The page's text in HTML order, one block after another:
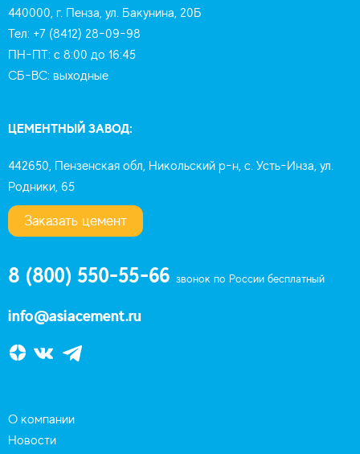
440000, г. Пенза, ул. Бакунина, 20Б
Тел: +7 (8412) 28-09-98
ПН-ПТ: с 8:00 до 16:45
СБ-ВС: выходные
ЦЕМЕНТНЫЙ ЗАВОД:
442650, Пензенская обл, Никольский р-н, с. Усть-Инза, ул.
Родники, 65
Заказать цемент
8 (800) 550-55-66 звонок по России бесплатный
info@asiacement.ru
О компании
Новости